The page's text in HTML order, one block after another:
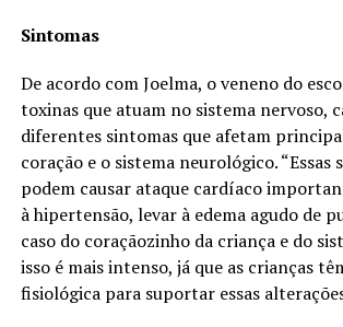
Sintomas
De acordo com Joelma, o veneno do
toxinas que atuam no sistema nervoso,
diferentes sintomas que afetam
coração e o sistema neurológico. “Essas
podem causar ataque cardíaco
à hipertensão, levar à edema agudo de
caso do coraçãozinho da criança e do
isso é mais intenso, já que as crianças
fisiológica para suportar essas